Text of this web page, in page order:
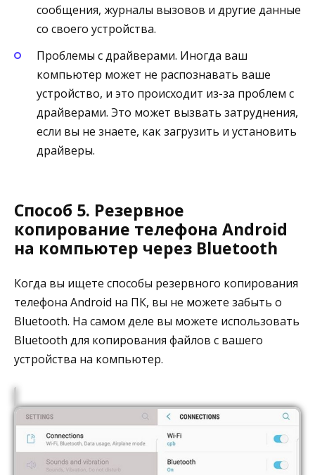
сообщения, журналы вызовов и другие данные
со своего устройства.
Проблемы с драйверами. Иногда ваш
компьютер может не распознавать ваше
устройство, и это происходит из-за проблем с
драйверами. Это может вызвать затруднения,
если вы не знаете, как загрузить и установить
драйверы.
Способ 5. Резервное
копирование телефона Android
на компьютер через Bluetooth
Когда вы ищете способы резервного копирования
телефона Android на ПК, вы не можете забыть о
Bluetooth. На самом деле вы можете использовать
Bluetooth для копирования файлов с вашего
устройства на компьютер.